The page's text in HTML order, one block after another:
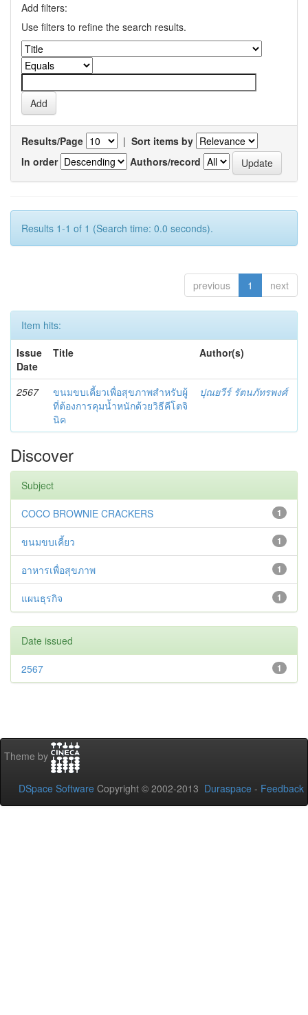
Add filters:
Use filters to refine the search results.
Results/Page | Sort items by
In order
Authors/record
Results 1-1 of 1 (Search time: 0.0 seconds).
previous 1 next
Item hits:
Issue
Date
Title Author(s)
2567
ขนมขบเคี้ยวเพื่อสุขภาพสำหรับผู้
ที่ต้องการคุมน้ำหนักด้วยวิธีคีโตจิ
นิค
ปุณยวีร์ รัตนภัทรพงศ์
Discover
Subject
1
COCO BROWNIE CRACKERS
1
ขนมขบเคี้ยว
1
อาหารเพื่อสุขภาพ
1
แผนธุรกิจ
Date issued
1
2567
Theme by
DSpace Software Copyright © 2002-2013 Duraspace - Feedback